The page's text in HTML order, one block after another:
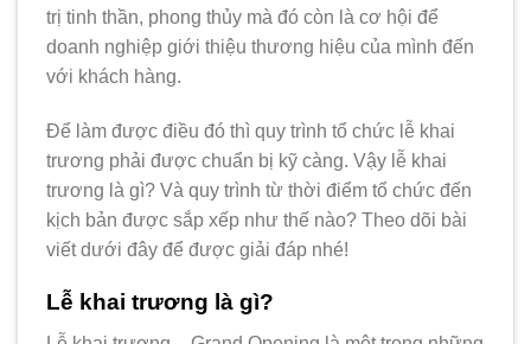
trị tinh thần, phong thủy mà đó còn là cơ hội để
doanh nghiệp giới thiệu thương hiệu của mình đến
với khách hàng.
Để làm được điều đó thì quy trình tổ chức lễ khai
trương phải được chuẩn bị kỹ càng. Vậy lễ khai
trương là gì? Và quy trình từ thời điểm tổ chức đến
kịch bản được sắp xếp như thế nào? Theo dõi bài
viết dưới đây để được giải đáp nhé!
Lễ khai trương là gì?